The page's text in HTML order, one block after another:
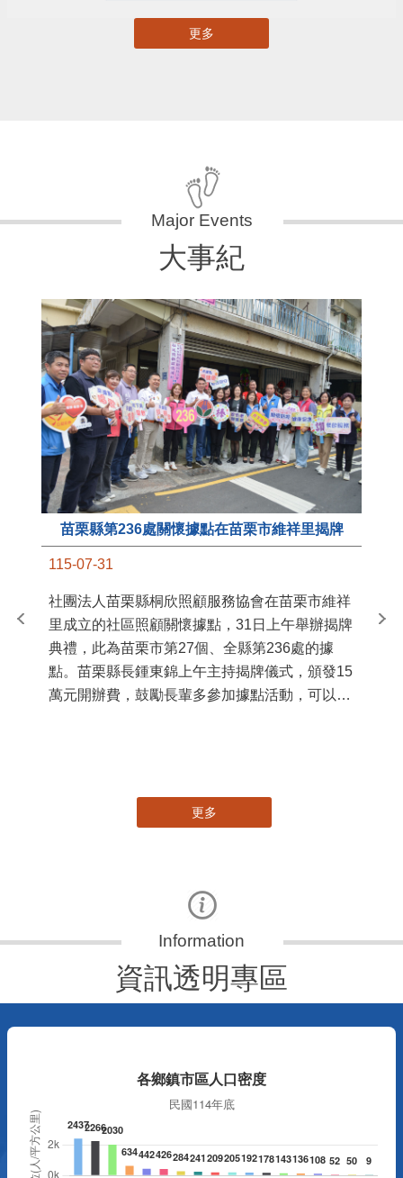
更多
大事紀
苗栗縣第236處關懷據點在苗栗市維祥里揭牌
115-07-31
社團法人苗栗縣桐欣照顧服務協會在苗栗市維祥
里成立的社區照顧關懷據點，31日上午舉辦揭牌
典禮，此為苗栗市第27個、全縣第236處的據
點。苗栗縣長鍾東錦上午主持揭牌儀式，頒發15
萬元開辦費，鼓勵長輩多參加據點活動，可以更
苗
更多
資訊透明專區